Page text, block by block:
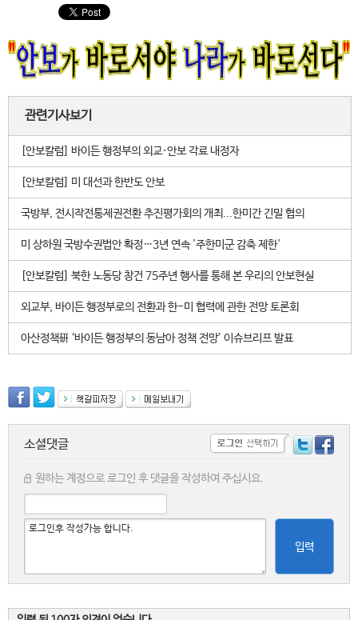
관련기사보기
[안보칼럼] 바이든 행정부의 외교·안보 각료 내정자
[안보칼럼] 미 대선과 한반도 안보
국방부, 전시작전통제권전환 추진평가회의 개최...한미간 긴밀 협의
미 상하원 국방수권법안 확정…3년 연속 '주한미군 감축 제한'
[안보칼럼] 북한 노동당 창건 75주년 행사를 통해 본 우리의 안보현실
외교부, 바이든 행정부로의 전환과 한-미 협력에 관한 전망 토론회
아산정책硏 ‘바이든 행정부의 동남아 정책 전망’ 이슈브리프 발표
소셜댓글
원하는 계정으로 로그인 후 댓글을 작성하여 주십시요.
입력